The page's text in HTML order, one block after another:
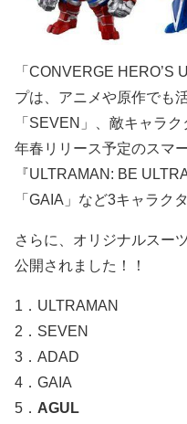
「CONVERGE HERO’S
プは、アニメや原作でも
「SEVEN」、敵キャラ
年春リリース予定のスマ
『ULTRAMAN: BE
「GAIA」など3キャラク
さらに、オリジナルスー
公開されました！！
1．ULTRAMAN
2．SEVEN
3．ADAD
4．GAIA
5． AGUL